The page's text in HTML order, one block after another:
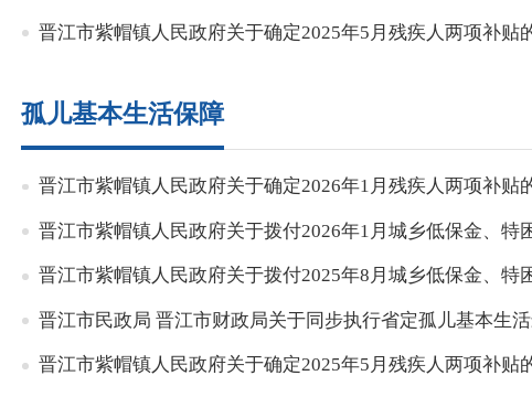
晋江市紫帽镇人民政府关于确定2025年5月残疾人两项补贴
孤儿基本生活保障
晋江市紫帽镇人民政府关于确定2026年1月残疾人两项补贴
晋江市紫帽镇人民政府关于拨付2026年1月城乡低保金、
晋江市紫帽镇人民政府关于拨付2025年8月城乡低保金、
晋江市民政局 晋江市财政局关于同步执行省定孤儿基本生
晋江市紫帽镇人民政府关于确定2025年5月残疾人两项补贴